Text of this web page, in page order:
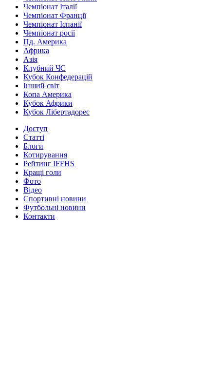
Чемпіонат Італії
Чемпіонат Франції
Чемпіонат Іспанії
Чемпіонат росії
Пд. Америка
Африка
Азія
Клубний ЧС
Кубок Конфедерацій
Інший світ
Копа Америка
Кубок Африки
Кубок Лібертадорес
Доступ
Статті
Блоги
Котирування
Рейтинг IFFHS
Кращі голи
Фото
Відео
Спортивні новини
Футбольні новини
Контакти